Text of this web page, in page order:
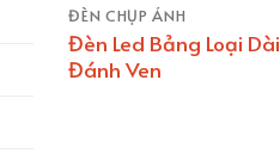
ĐÈN CHỤP ẢNH
Đèn Led Bảng Loại Dài
Đánh Ven